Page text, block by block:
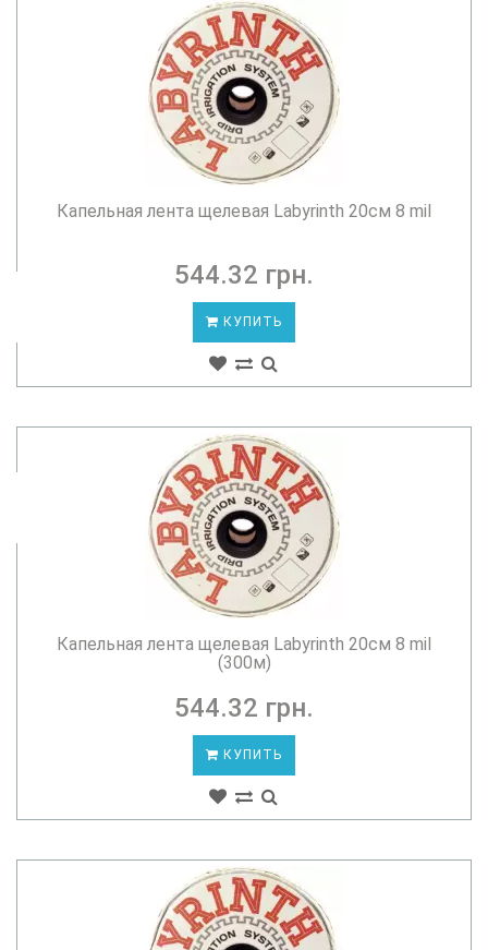
Капельная лента щелевая Labyrinth 20см 8 mil
544.32 грн.
КУПИТЬ
Капельная лента щелевая Labyrinth 20см 8 mil
(300м)
544.32 грн.
КУПИТЬ